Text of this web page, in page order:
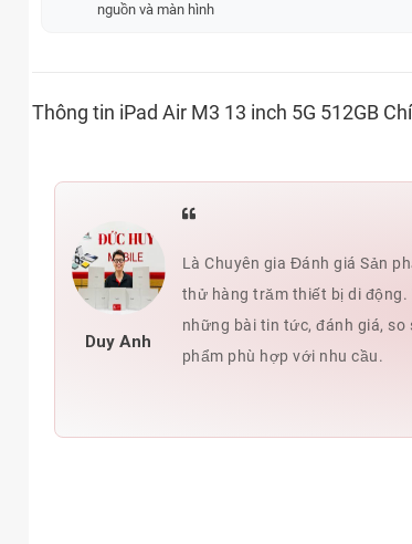
nguồn và màn hình
Thông tin iPad Air M3 13 inch 5G 512GB
Duy Anh
Là Chuyên gia Đánh giá Sản
thử hàng trăm thiết bị di động.
những bài tin tức, đánh giá,
phẩm phù hợp với nhu cầu.